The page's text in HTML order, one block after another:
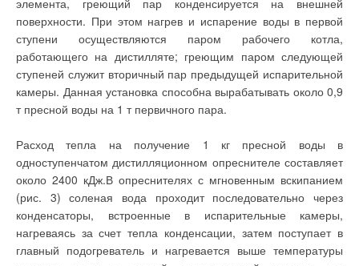
элемента, греющий пар конденсируется на внешней
поверхности. При этом нагрев и испарение воды в первой
ступени осуществляются паром рабочего котла,
работающего на дистилляте; греющим паром следующей
ступеней служит вторичный пар предыдущей испарительной
камеры. Данная установка способна вырабатывать около 0,9
т пресной воды на 1 т первичного пара.
Расход тепла на получение 1 кг пресной воды в
одноступенчатом дистилляционном опреснителе составляет
около 2400 кДж.В опреснителях с мгновенным вскипанием
(рис. 3) соленая вода проходит последовательно через
конденсаторы, встроенные в испарительные камеры,
нагреваясь за счет тепла конденсации, затем поступает в
главный подогреватель и нагревается выше температуры
путем внесения в схему обводной линии по воздушному
потоку у этих утилизаторов будет способствовать более
плавной работе системы регулирования.
На рис. 3 показана схема, позволяющая повысить
экономичность использования ВЭРов с различными
контуров — большого и малого. В «большой» контур входят:
насосный агрегат 1, регулируемый с помощью трехходового
клапана 2; теплообменник 3, связанный с источником ВЭР
более высокого потенциала; подогреватель 4, выполняющий
функции резервного и типового нагревателя; калориферный
агрегат 5 с рециркуляционным насосом 6 приточной
установки 7; регулирующий клапан 8, связывающий
власти; низкое
качество
Однако зачастую
имеется возможность
двух или
трехтарифного учета
расхода
электроэнергии.
Загрузка сетей и
быть улучшено с
трехфазное
электроснабжение и
индивидуальных
стабилизаторов. В
силу сказанного,
основное внимание в
данной статье будем
уделять именно